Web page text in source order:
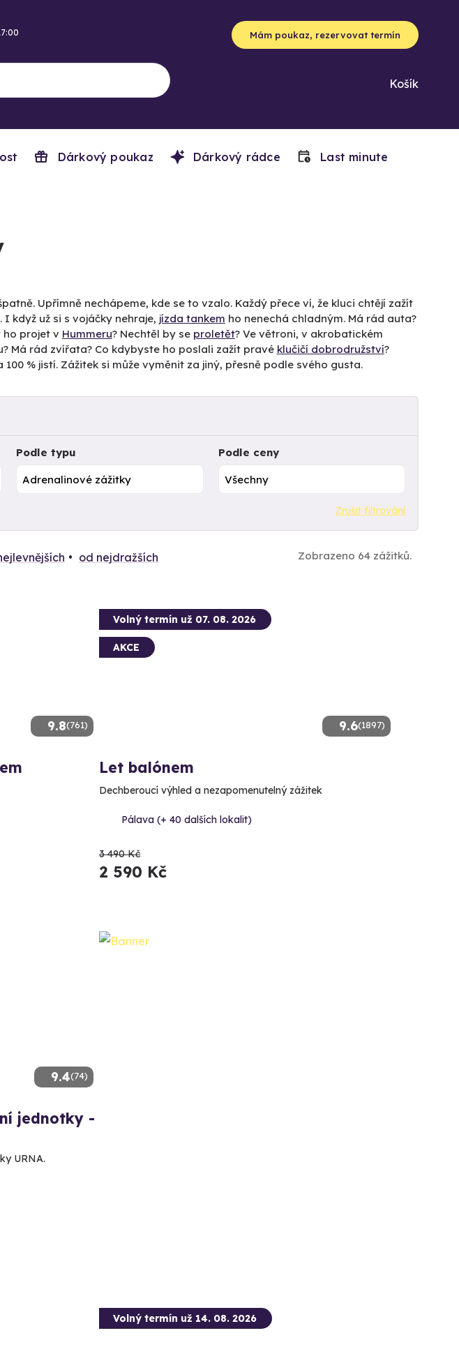
Mám poukaz, rezervovat termín
Košík
Dárkový poukaz Dárkový rádce Last minute
Upřímně nechápeme, kde se to vzalo. Každý přece ví, že kluci chtějí zažít
když už si s vojáčky nehraje, jízda tankem ho nenechá chladným. Má rád auta?
ho projet v Hummeru? Nechtěl by se proletět? Ve větroni, v akrobatickém
Má rád zvířata? Co kdybyste ho poslali zažít pravé klučičí dobrodružství?
% jistí. Zážitek si může vyměnit za jiný, přesně podle svého gusta.
Podle typu Podle ceny
Zrušit filtrování
od nejdražších Zobrazeno 64 zážitků.
9.8(761) 9.6(1897)
Volný termín už 07. 08. 2026
AKCE
Let balónem
Dechberoucí výhled a nezapomenutelný zážitek
Pálava (+ 40 dalších lokalit)
3 490 Kč
2 590 Kč
9.4(74)
jednotky -
URNA.
Volný termín už 14. 08. 2026